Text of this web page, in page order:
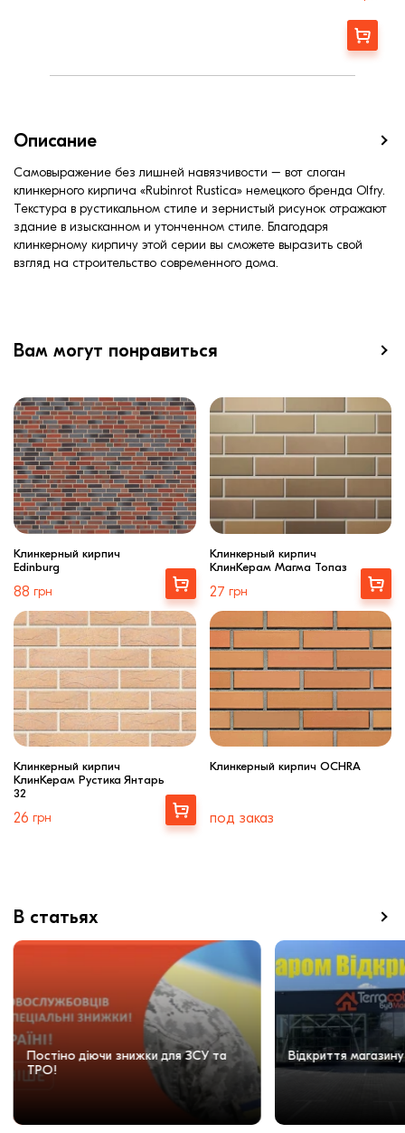
400
48
Водопоглощение,< (%):
Заказать
Описание
Самовыражение без лишней навязчивости – вот слоган
клинкерного кирпича «Rubinrot Rustica» немецкого бренда Olfry.
Текстура в рустикальном стиле и зернистый рисунок отражают
здание в изысканном и утонченном стиле. Благодаря
клинкерному кирпичу этой серии вы сможете выразить свой
взгляд на строительство современного дома.
Вам могут понравиться
Клинкерный кирпич
Edinburg
88 грн
Купити
Клинкерный кирпич
КлинКерам Магма Топаз
27 грн
Выбрать
Клинкерный кирпич
КлинКерам Рустика Янтарь
32
26 грн
Выбрать
Клинкерный кирпич OCHRA
под заказ
В статьях
Постіно діючи знижки для ЗСУ та
ТРО!
Відкриття магазину